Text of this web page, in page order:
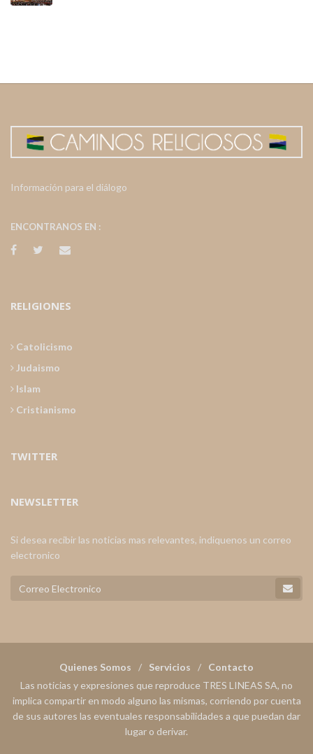
Información para el diálogo
ENCONTRANOS EN :
RELIGIONES
Catolicismo
Judaismo
Islam
Cristianismo
TWITTER
NEWSLETTER
Si desea recibir las noticias mas relevantes, indiquenos un correo
electronico
Quienes Somos Servicios
Contacto
Las noticias y expresiones que reproduce TRES LINEAS SA, no
implica compartir en modo alguno las mismas, corriendo por cuenta
de sus autores las eventuales responsabilidades a que puedan dar
lugar o derivar.